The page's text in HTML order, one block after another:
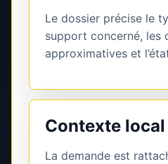
Le dossier précise le
support concerné, les
approximatives et
Contexte local
La demande est